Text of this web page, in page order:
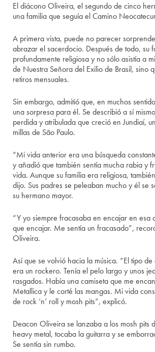
El diácono Oliveira, el segundo de cinco
una familia que seguía el Camino
A primera vista, puede no parecer
abrazar el sacerdocio. Después de todo, su
profundamente religiosa y no sólo asistía a
de Nuestra Señora del Exilio de Brasil, sino
retiros mensuales.
Sin embargo, admitió que, en muchos
una sorpresa para él. Se describió a sí
perdida y atribulada que creció en Jundiaí,
millas de São Paulo.
“Mi vida anterior era una búsqueda
y añadió que también sentía mucha rabia y
vida. Aunque su familia era religiosa,
dijo. Sus padres se peleaban mucho y él se
su hermano mayor.
“Y yo siempre fracasaba en encajar en esa
que encajar. Me sentía un fracasado”,
Oliveira.
Así que se volvió hacia la música. “El tipo
era un rockero. Tenía el pelo largo y unos
rasgados. Había una camiseta que me
Metallica y le corté las mangas. Mi vida
de rock ‘n’ roll y mosh pits”, explicó.
Deacon Oliveira se lanzaba a los mosh pits
heavy metal, tocaba la guitarra y se
Se sentía sin rumbo.